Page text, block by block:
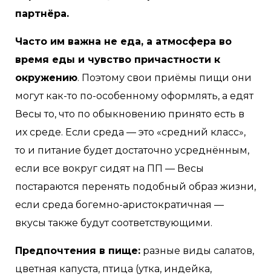
партнёра.
Часто им важна не еда, а атмосфера во
время еды и чувство причастности к
окружению. Поэтому свои приёмы пищи они
могут как-то по-особенному оформлять, а едят
Весы то, что по обыкновению принято есть в
их среде. Если среда — это «средний класс»,
то и питание будет достаточно усреднённым,
если все вокруг сидят на ПП — Весы
постараются перенять подобный образ жизни,
если среда богемно-аристократичная —
вкусы также будут соответствующими.
Предпочтения в пище: разные виды салатов,
цветная капуста, птица (утка, индейка,